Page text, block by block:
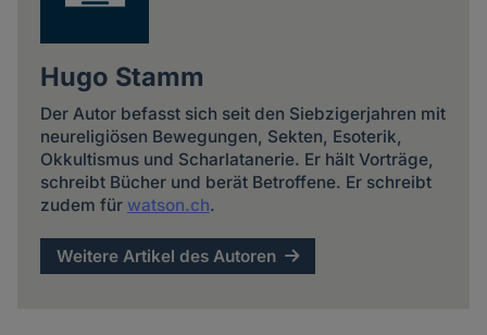
Hugo Stamm
Der Autor befasst sich seit den Siebzigerjahren mit
neureligiösen Bewegungen, Sekten, Esoterik,
Okkultismus und Scharlatanerie. Er hält Vorträge,
schreibt Bücher und berät Betroffene. Er schreibt
zudem für watson.ch.
Weitere Artikel des Autoren